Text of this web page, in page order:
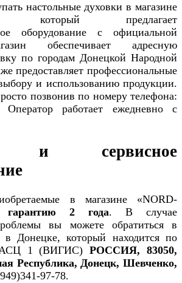
настольные духовки в магазине
предлагает
оборудование с официальной
обеспечивает адресную
по городам Донецкой Народной
предоставляет профессиональные
и использованию продукции.
позвонив по номеру телефона:
Оператор работает ежедневно с
и сервисное
в магазине «NORD-
гарантию 2 года. В случае
вы можете обратиться в
в Донецке, который находится по
АСЦ 1 (ВИГИС)РОССИЯ, 83050,
Республика, Донецк, Шевченко,
97-78.